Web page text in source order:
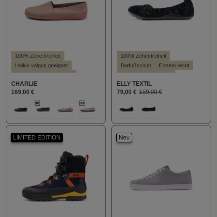
100% Zehenfreiheit
Hallux valgus geeignet
Leichter Einstieg
Schlanke Silhouette
Stil - Casual
CHARLIE
169,00 €
auswählen
100 405 710 713 812
100% Zehenfreiheit
Barfußschuh
Extrem leicht
Hallux valgus geeignet
Hoher Trendfaktor
ELLY TEXTIL
79,00 € 159,00 €
107 159
LIMITED EDITION Neu